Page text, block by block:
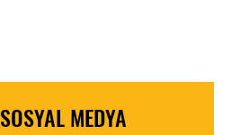
SOSYAL MEDYA